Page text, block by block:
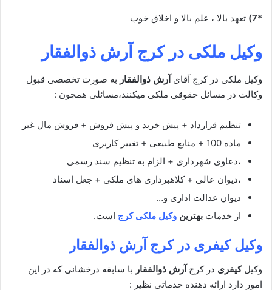
*7) تعهد بالا ، علم بالا و اخلاق خوب
وکیل ملکی در کرج آرش ذوالفقار
وکیل ملکی در کرج آقایآرش ذوالفقار به صورت تخصصی قبول
وکالت در مسائل حقوقی ملکی میکنند،مسائلی همچون :
تنظیم قرارداد + پیش خرید و پیش فروش + فروش مال غیر
ماده 100 + منابع طبیعی + تغییر کاربری
،دعاوی شهرداری + الزام به تنظیم سند رسمی
،دیوان عالی + کلاهبرداری های ملکی + جعل اسناد
دیوان عدالت اداری و…
از خدمات بهترین وکیل ملکی کرج است.
وکیل کیفری در کرج آرش ذوالفقار
وکیلکیفری در کرجآرش ذوالفقار با سابقه درخشانی که در این
امور دارد ارائه دهنده خدماتی نظیر :